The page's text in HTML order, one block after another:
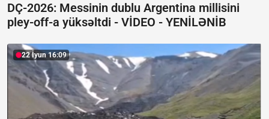
DÇ-2026: Messinin dublu Argentina millisini
pley-off-a yüksəltdi - VİDEO - YENİLƏNİB
22 İyun 16:09